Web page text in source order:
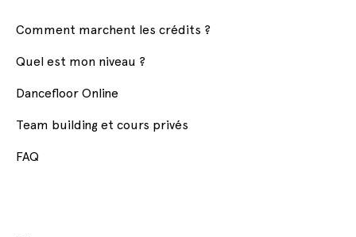
Comment marchent les crédits ?
Quel est mon niveau ?
Dancefloor Online
Team building et cours privés
FAQ